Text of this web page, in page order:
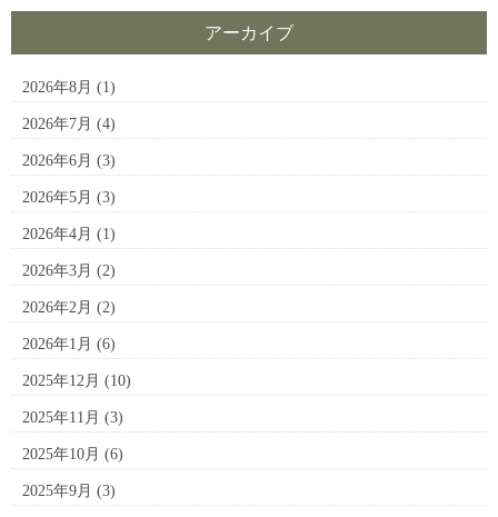
アーカイブ
2026年8月 (1)
2026年7月 (4)
2026年6月 (3)
2026年5月 (3)
2026年4月 (1)
2026年3月 (2)
2026年2月 (2)
2026年1月 (6)
2025年12月 (10)
2025年11月 (3)
2025年10月 (6)
2025年9月 (3)